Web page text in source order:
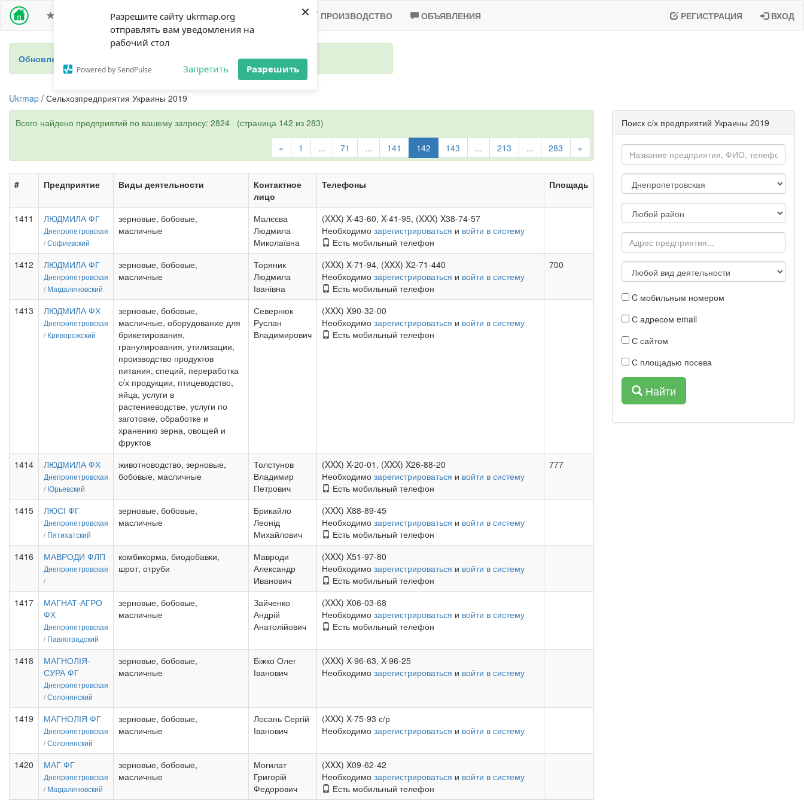
Разрешите сайту ukrmap.org
отправлять вам уведомления на
рабочий стол
Powered by SendPulse Запретить Разрешить
×
ПРЕМИУМ ДОСТУП СЕЛЬХОЗПРЕДПРИЯТИЯ-2020 ПРОИЗВОДСТВО ОБЪЯВЛЕНИЯ РЕГИСТРАЦИЯ ВХОД
Обновление 2024 - новый справочник фермеров Украины
Ukrmap / Сельхозпредприятия Украины 2019
Всего найдено предприятий по вашему запросу: 2824 (страница 142 из 283)
« 1 ... 71 ... 141 142 143 ... 213 ... 283 »
# Предприятие Виды деятельности
Контактное
лицо
Телефоны Площадь
1411 ЛЮДМИЛА ФГ
Днепропетровская
/Софиевский
зерновые, бобовые,
масличные
Малєєва
Людмила
Миколаївна
(XXX) X-43-60, X-41-95, (XXX) X38-74-57
Необходимо зарегистрироваться и войти в систему
Есть мобильный телефон
1412
ЛЮДМИЛА ФГ
Днепропетровская
/Магдалиновский
зерновые, бобовые,
масличные
Торяник
Людмила
Іванівна
(XXX) X-71-94, (XXX) X2-71-440
Необходимо зарегистрироваться и войти в систему
Есть мобильный телефон
700
1413 ЛЮДМИЛА ФХ
Днепропетровская
/Криворожский
зерновые, бобовые,
масличные, оборудование для
брикетирования,
гранулирования, утилизации,
производство продуктов
питания, специй, переработка
с/х продукции, птицеводство,
яйца, услуги в
растениеводстве, услуги по
заготовке, обработке и
хранению зерна, овощей и
фруктов
Севернюк
Руслан
Владимирович
(XXX) X90-32-00
Необходимо зарегистрироваться и войти в систему
Есть мобильный телефон
1414 ЛЮДМИЛА ФХ
Днепропетровская
/Юрьевский
животноводство, зерновые,
бобовые, масличные
Толстунов
Владимир
Петрович
(XXX) X-20-01, (XXX) X26-88-20
Необходимо зарегистрироваться и войти в систему
Есть мобильный телефон
777
1415 ЛЮСІ ФГ
Днепропетровская
/Пятихатский
зерновые, бобовые,
масличные
Брикайло
Леонід
Михайлович
(XXX) X88-89-45
Необходимо зарегистрироваться и войти в систему
Есть мобильный телефон
1416
МАВРОДИ ФЛП
Днепропетровская
/
комбикорма, биодобавки,
шрот, отруби
Мавроди
Александр
Иванович
(XXX) X51-97-80
Необходимо зарегистрироваться и войти в систему
Есть мобильный телефон
1417
МАГНАТ-АГРО
ФХ
Днепропетровская
/Павлоградский
зерновые, бобовые,
масличные
Зайченко
Андрій
Анатолійович
(XXX) X06-03-68
Необходимо зарегистрироваться и войти в систему
Есть мобильный телефон
1418
МАГНОЛІЯ-
СУРА ФГ
Днепропетровская
/Солонянский
зерновые, бобовые,
масличные
Біжко Олег
Іванович
(XXX) X-96-63, X-96-25
Необходимо зарегистрироваться и войти в систему
1419 МАГНОЛІЯ ФГ
Днепропетровская
/Солонянский
зерновые, бобовые,
масличные
Лосань Сергій
Іванович
(XXX) X-75-93 с/р
Необходимо зарегистрироваться и войти в систему
1420 МАГ ФГ
Днепропетровская
/Магдалиновский
зерновые, бобовые,
масличные
Могилат
Григорій
Федорович
(XXX) X09-62-42
Необходимо зарегистрироваться и войти в систему
Есть мобильный телефон
Поиск с/х предприятий Украины 2019
C мобильным номером
С адресом email
С сайтом
С площадью посева
Найти